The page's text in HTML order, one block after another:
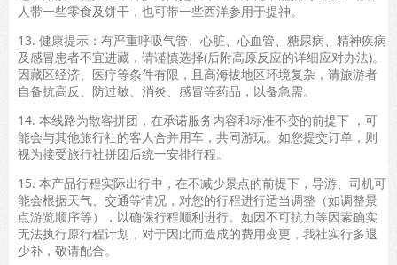
人带一些零食及饼干，也可带一些西洋参用于提神。
13. 健康提示：有严重呼吸气管、心脏、心血管、糖尿病、精神疾病
及感冒患者不宜进藏，请谨慎选择(后附高原反应的详细应对办法)。
因藏区经济、医疗等条件有限，且高海拔地区环境复杂，请旅游者
自备抗高反、防过敏、消炎、感冒等药品，以备急需。
14. 本线路为散客拼团，在承诺服务内容和标准不变的前提下 ，可
能会与其他旅行社的客人合并用车，共同游玩。如您提交订单，则
视为接受旅行社拼团后统一安排行程。
15. 本产品行程实际出行中，在不减少景点的前提下，导游、司机可
能会根据天气、交通等情况，对您的行程进行适当调整（如调整景
点游览顺序等），以确保行程顺利进行。如因不可抗力等因素确实
无法执行原行程计划，对于因此而造成的费用变更，我社实行多退
少补，敬请配合。